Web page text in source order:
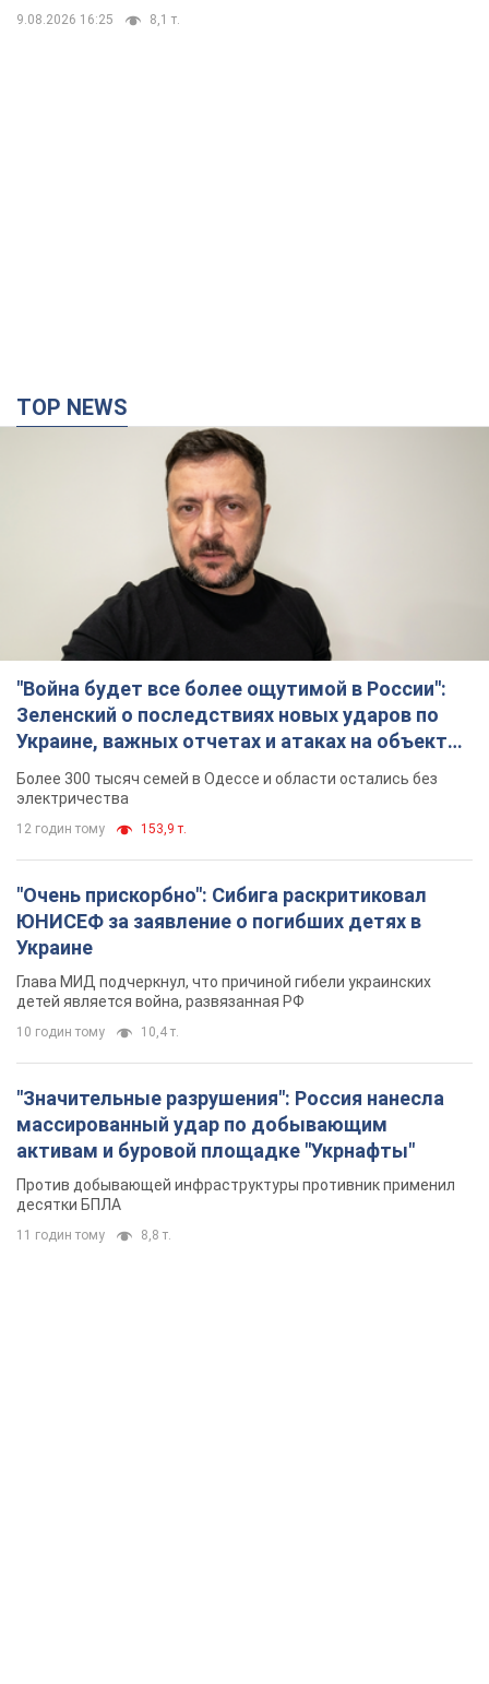
9.08.2026 16:25 8,1 т.
TOP NEWS
"Война будет все более ощутимой в России":
Зеленский о последствиях новых ударов по
Украине, важных отчетах и атаках на объекты
противника. Видео
Более 300 тысяч семей в Одессе и области остались без
электричества
12 годин тому 153,9 т.
"Очень прискорбно": Сибига раскритиковал
ЮНИСЕФ за заявление о погибших детях в
Украине
Глава МИД подчеркнул, что причиной гибели украинских
детей является война, развязанная РФ
10 годин тому 10,4 т.
"Значительные разрушения": Россия нанесла
массированный удар по добывающим
активам и буровой площадке "Укрнафты"
Против добывающей инфраструктуры противник применил
десятки БПЛА
11 годин тому 8,8 т.